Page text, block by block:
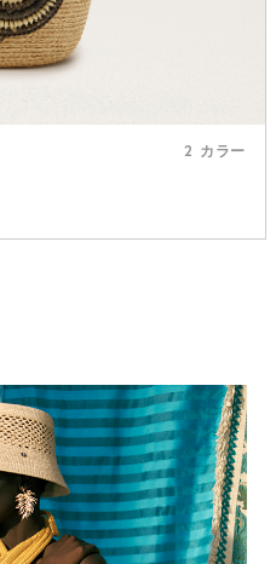
2 カラー